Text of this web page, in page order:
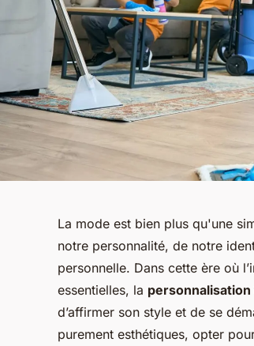
La mode est bien plus qu'une
notre personnalité, de notre
personnelle. Dans cette ère où
essentielles, la
d’affirmer son style et de se
purement esthétiques, opter